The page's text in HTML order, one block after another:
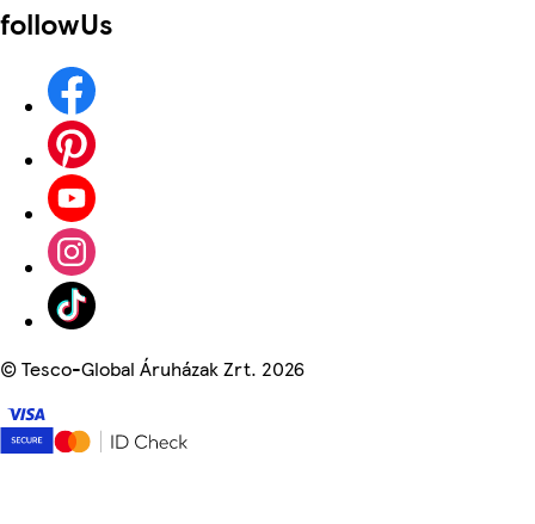
followUs
©Tesco-Global Áruházak Zrt. 2026